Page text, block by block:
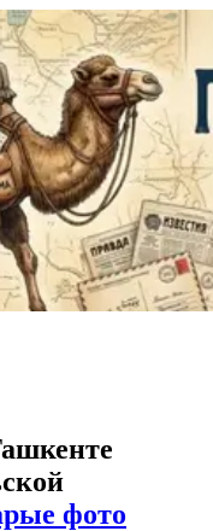
фото